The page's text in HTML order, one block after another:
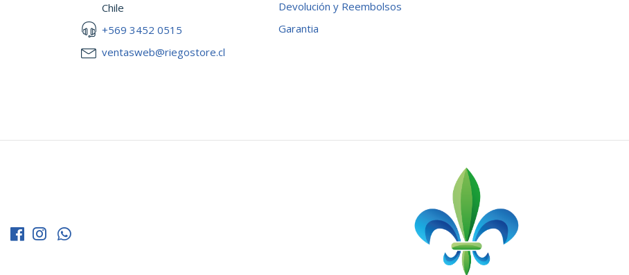
Chile
+569 3452 0515
ventasweb@riegostore.cl
Devolución y Reembolsos
Garantia